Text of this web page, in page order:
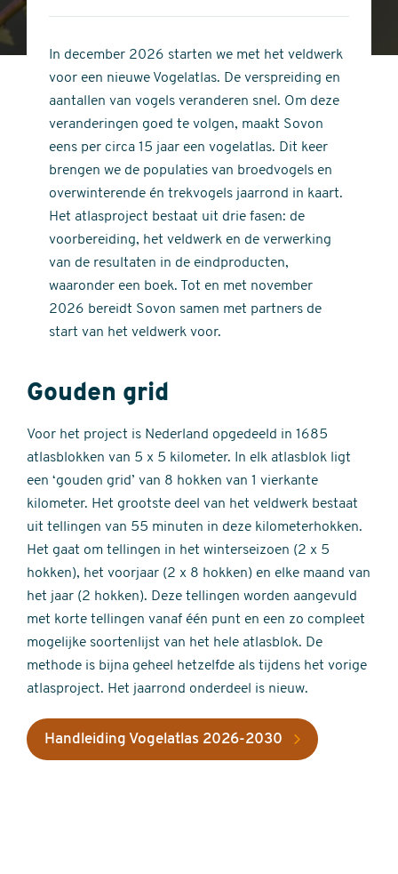
stars
of
stars
In december 2026 starten we met het veldwerk
voor een nieuwe Vogelatlas. De verspreiding en
aantallen van vogels veranderen snel. Om deze
veranderingen goed te volgen, maakt Sovon
eens per circa 15 jaar een vogelatlas. Dit keer
brengen we de populaties van broedvogels en
overwinterende én trekvogels jaarrond in kaart.
Het atlasproject bestaat uit drie fasen: de
voorbereiding, het veldwerk en de verwerking
van de resultaten in de eindproducten,
waaronder een boek. Tot en met november
2026 bereidt Sovon samen met partners de
start van het veldwerk voor.
Gouden grid
Voor het project is Nederland opgedeeld in 1685
atlasblokken van 5 x 5 kilometer. In elk atlasblok ligt
een ‘gouden grid’ van 8 hokken van 1 vierkante
kilometer. Het grootste deel van het veldwerk bestaat
uit tellingen van 55 minuten in deze kilometerhokken.
Het gaat om tellingen in het winterseizoen (2 x 5
hokken), het voorjaar (2 x 8 hokken) en elke maand van
het jaar (2 hokken). Deze tellingen worden aangevuld
met korte tellingen vanaf één punt en een zo compleet
mogelijke soortenlijst van het hele atlasblok. De
methode is bijna geheel hetzelfde als tijdens het vorige
atlasproject. Het jaarrond onderdeel is nieuw.
Handleiding Vogelatlas 2026-2030